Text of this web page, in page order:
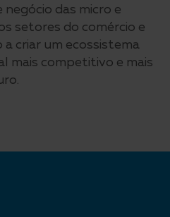
das micro e
setores do comércio e
a criar um ecossistema
mais competitivo e mais